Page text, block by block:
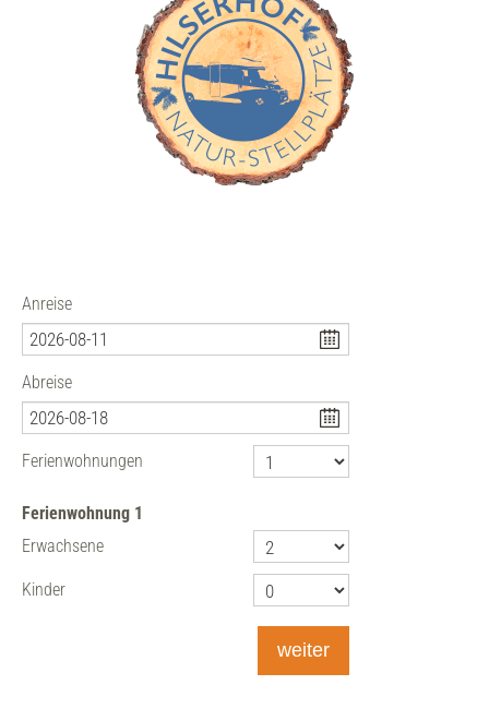
Anreise
Abreise
Ferienwohnungen
Ferienwohnung 1
Erwachsene
Kinder
weiter